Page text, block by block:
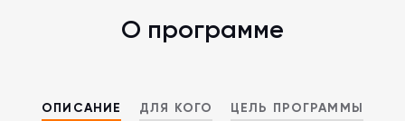
О программе
ОПИСАНИЕ ДЛЯ КОГО ЦЕЛЬ ПРОГРАММЫ